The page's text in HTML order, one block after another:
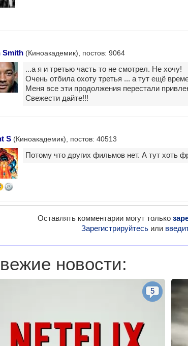
Smith(Киноакадемик), постов: 9064
...а я и третью часть то не смотрел. Не хочу!
Очень отбила охоту третья ... а тут ещё
Меня все эти продолжения перестали
Свежести дайте!!!
S(Киноакадемик), постов: 40513
Потому что других фильмов нет. А тут хоть
Оставлять комментарии могут только
Зарегистрируйтесьили
новости:
5